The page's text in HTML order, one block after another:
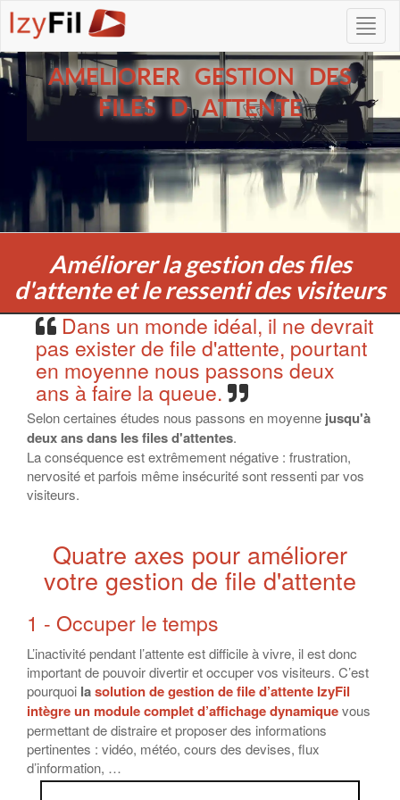
AMELIORER GESTION DES
FILES D ATTENTE
Améliorer la gestion des files
d'attente et le ressenti des visiteurs
Dans un monde idéal, il ne devrait
pas exister de file d'attente, pourtant
en moyenne nous passons deux
ans à faire la queue.
Selon certaines études nous passons en moyenne jusqu'à
deux ans dans les files d'attentes.
La conséquence est extrêmement négative : frustration,
nervosité et parfois même insécurité sont ressenti par vos
visiteurs.
Quatre axes pour améliorer
votre gestion de file d'attente
1 - Occuper le temps
L’inactivité pendant l’attente est difficile à vivre, il est donc
important de pouvoir divertir et occuper vos visiteurs. C’est
pourquoi lasolution de gestion de file d’attente IzyFil
intègreun module complet d’affichage dynamiquevous
permettant de distraire et proposer des informations
pertinentes : vidéo, météo, cours des devises, flux
d’information, …